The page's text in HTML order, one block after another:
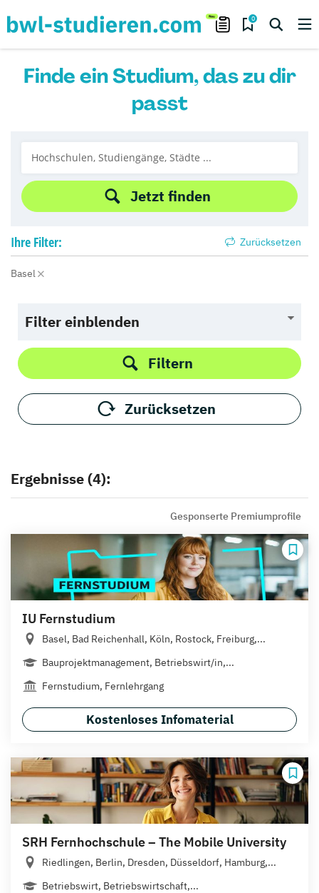
0
Finde ein Studium, das zu dir
passt
Jetzt finden
Ihre Filter: Zurücksetzen
Basel
Filter einblenden
Filtern
Zurücksetzen
Ergebnisse (4):
Gesponserte Premiumprofile
IU Fernstudium
Basel, Bad Reichenhall, Köln, Rostock, Freiburg,...
Bauprojektmanagement, Betriebswirt/in,...
Fernstudium, Fernlehrgang
Kostenloses Infomaterial
SRH Fernhochschule – The Mobile University
Riedlingen, Berlin, Dresden, Düsseldorf, Hamburg,...
Betriebswirt, Betriebswirtschaft,...